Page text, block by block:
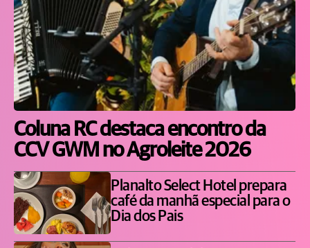
Coluna RC destaca encontro da
CCV GWM no Agroleite 2026
Planalto Select Hotel prepara
café da manhã especial para o
Dia dos Pais